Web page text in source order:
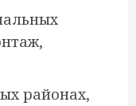
районах,